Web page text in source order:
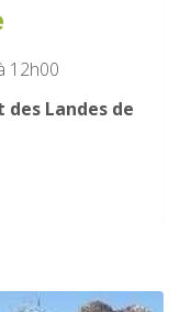
12h00
des Landes de